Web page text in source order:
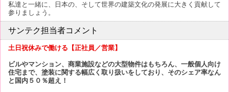
私達と一緒に、日本の、そして世界の建築文化の発展に大きく貢献して
参りましょう。
サンテク担当者コメント
土日祝休みで働ける【正社員／営業】
ビルやマンション、商業施設などの大型物件はもちろん、一般個人向け
住宅まで、塗装に関する幅広く取り扱いをしており、そのシェア率なん
と国内５０％超え！